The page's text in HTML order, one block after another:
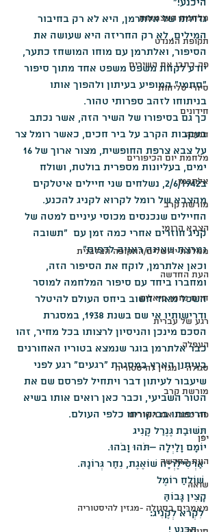
מלחמת העצמאות
תקופת המנדט
פה כתבו את השירים
סיורי סליחות
חידונים
חנוכה
מלחמת יום הכיפורים
אלתרמן
מורשת קרב
הצבא הרומי
ממלכת ירושלים/התקופה הצלבנית
העת החדשה
חיים נחמן ביאליק
רגע של עברית
העפלה
סגולה - מגזין להיסטוריה
מורשת קרב
פה כתבו את השירים
יפן
העת החדשה
שואה
מאמרים בסגולה -מגזין להיסטוריה
היכנע!"
גדולתו של אלתרמן, היא לא רק בחיבור
המילים, לא רק החריזה היא שעושה את
הסיפור, ואלתרמן עם מוחו המושחז כתער,
יודע לקחת משפט משפט אחד מתוך סיפור
"סתמי" המופיע בעיתון ולהפוך אותו
בניתוחו לזהב ספרותי טהור.
כך גם בסיפורו של השיר הזה, אשר נכתב
בעקבות הקרב על ביר חכים, כאשר רומל צר
ימים, בעליונות מספרית בולטת, ושולח
ב2/6/1942, נשלחים שני חיילים איטלקים
מהצבא של רומל לקרוא לקניג להכנע.
החיילים שנכנסים מכוסי עיניים למטה של
קניג חוזרים אחרי כמה זמן עם  "תשובה
נמרצת שאינה ראויה לדפוס".
וכאן אלתרמן, לוקח את הסיפור הזה,
ומחברו ביחד עם סיפור המלחמה למוסר
השכל מאוד חשוב ביחס העולם להיטלר
ודרישותיו אי שם בשנת 1938, במסגרת
הסכם מינכן והניסיון לרצותו בכל מחיר, זהו
כבר אלתרמן בוגר שנמצא בטוריו האחורנים
בעיתון הארץ במסגרת "רגעים" רגע לפני
שיעבור לעיתון דבר ויתחיל לפרסם שם את
הטור השביעי, וכבר כאן רואים אותו בשיא
חריפותו בביקורתו כלפי העולם.
תְּשׁוּבַת גֶּנֶרַל קֶנִיג
יוֹמָם וָלַיְלָה –תֹּהוּ וָבֹהוּ.
אַרְטִילֶרְיָה שׁוֹאֶגֶת, נִחַר גְּרוֹנָהּ.
שׁוֹלֵחַ רוֹמֶל
קָצִין גָּבוֹהַּ
לִקְרֹא לְקֶנִיג: